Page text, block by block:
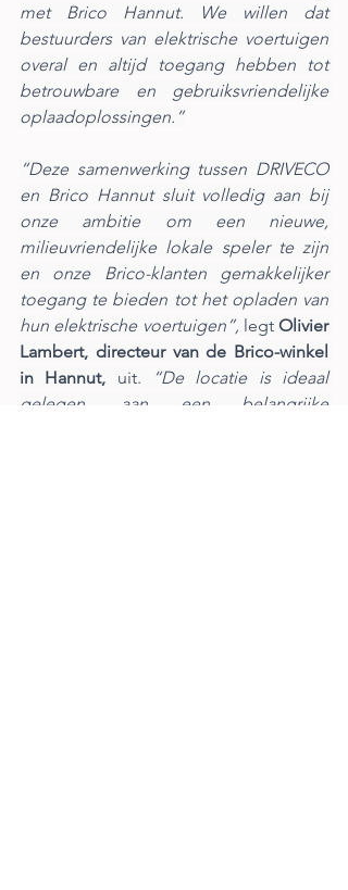
met Brico Hannut. We willen dat
bestuurders van elektrische voertuigen
overal en altijd toegang hebben tot
betrouwbare en gebruiksvriendelijke
oplaadoplossingen.”
“Deze samenwerking tussen DRIVECO
en Brico Hannut sluit volledig aan bij
onze ambitie om een nieuwe,
milieuvriendelijke lokale speler te zijn
en onze Brico-klanten gemakkelijker
toegang te bieden tot het opladen van
hun elektrische voertuigen”, legt Olivier
Lambert, directeur van de Brico-winkel
in Hannut, uit.
“De locatie is ideaal
gelegen, aan een belangrijke